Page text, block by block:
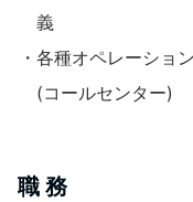
義
・各種オペレーショ
(コールセンター)
職 務